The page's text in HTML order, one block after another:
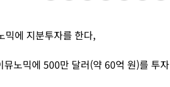
믹에 지분투자를 한다,
노믹에 500만 달러(약 60억 원)를 투자